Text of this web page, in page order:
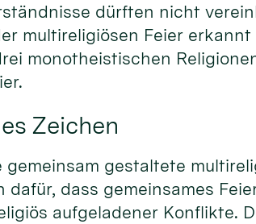
dürften nicht
multireligiösen Feier erkannt
monotheistischen
Zeichen
gestaltete
dass gemeinsames
aufgeladener Konflikte.